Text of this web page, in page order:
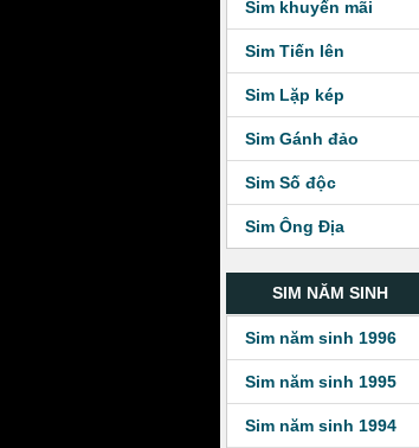
Sim khuyến mãi
Sim Tiến lên
Sim Lặp kép
Sim Gánh đảo
Sim Số độc
Sim Ông Địa
SIM NĂM SINH
Sim năm sinh 1996
Sim năm sinh 1995
Sim năm sinh 1994